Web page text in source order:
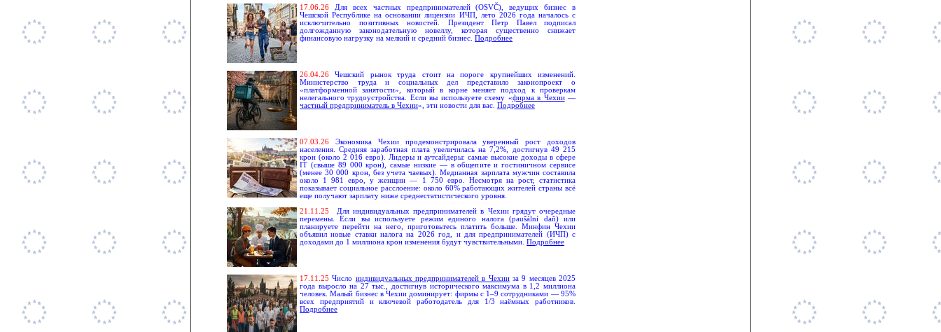
1 7. 06 26
Для всех частных предпринимателей (OSVČ), ведущих бизнес в
Чешской Республике на основании лицензии ИЧП, лето 2026 года началось с
исключительно позитивных новостей. Президент Петр Павел подписал
долгожданную законодательную новеллу, которая существенно снижает
финансовую нагрузку на мелкий и средний бизнес. Подробнее
26. 04. 26Чешский рынок труда стоит на пороге крупнейших изменений.
Министерство труда и социальных дел
представило законопроект о
«платформенной занятости», который в корне меняет подход к проверкам
нелегального трудоустройства.
Если вы используете схему «фирма в Чехии—
частный предприниматель в Чехии», эти новости для вас. Подробнее
07. 03. 26 Экономика Чехии продемонстрировала уверенный рост доходов
населения. Средняя заработная плата увеличилась на 7,2%, достигнув 49 215
крон (около 2 016 евро). Лидеры и аутсайдеры: самые высокие доходы в сфере
IT (свыше 89 000 крон), самые низкие — в общепите и гостиничном сервисе
(менее 30 000 крон, без учета чаевых). Медианная зарплата мужчин составила
около 1 981 евро, у женщин — 1 750 евро. Несмотря на рост, статистика
показывает социальное расслоение: около 60% работающих жителей страны всё
еще получают зарплату ниже среднестатистического уровня.
21.11. 25
Для индивидуальных предпринимателей в Чехии грядут очередные
перемены. Если вы используете режим единого налога (paušální daň) или
планируете перейти на него, приготовьтесь платить больше. Минфин Чехии
объявил новые ставки налога на 2026 год, и для предпринимателей (ИЧП) с
доходами до 1 миллиона крон изменения будут чувствительными. Подробнее
17 .11. 25Число индивидуальных предпринимателей в Чехииза 9 месяцев 2025
года выросло на 27 тыс., достигнув исторического максимума в 1,2 миллиона
человек. Малый бизнес в Чехии доминирует: фирмы с 1–9 сотрудниками — 95%
всех предприятий и ключевой работодатель для 1/3 наёмных работников.
Подробнее